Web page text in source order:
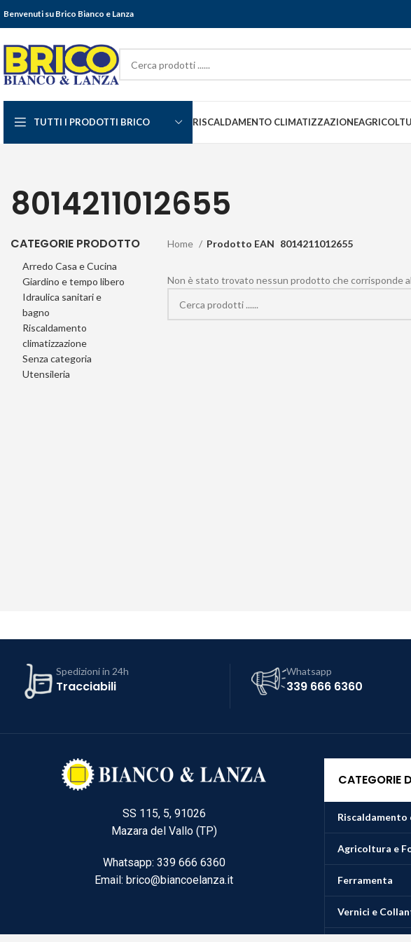
Benvenuti su Brico Bianco e Lanza
TUTTI I PRODOTTI BRICO RISCALDAMENTO CLIMATIZZAZIONE
8014211012655
CATEGORIE PRODOTTO
Arredo Casa e Cucina
Giardino e tempo libero
Idraulica sanitari e
bagno
Riscaldamento
climatizzazione
Senza categoria
Utensileria
Home Prodotto EAN 8014211012655
Non è stato trovato nessun prodotto che corrisponde
Spedizioni in 24h
Tracciabili
Whatsapp
339 666 6360
SS 115, 5, 91026
Mazara del Vallo (TP)
Whatsapp: 339 666 6360
Email: brico@biancoelanza.it
CATEGORIE
Agricoltura e
Ferramenta
Vernici e